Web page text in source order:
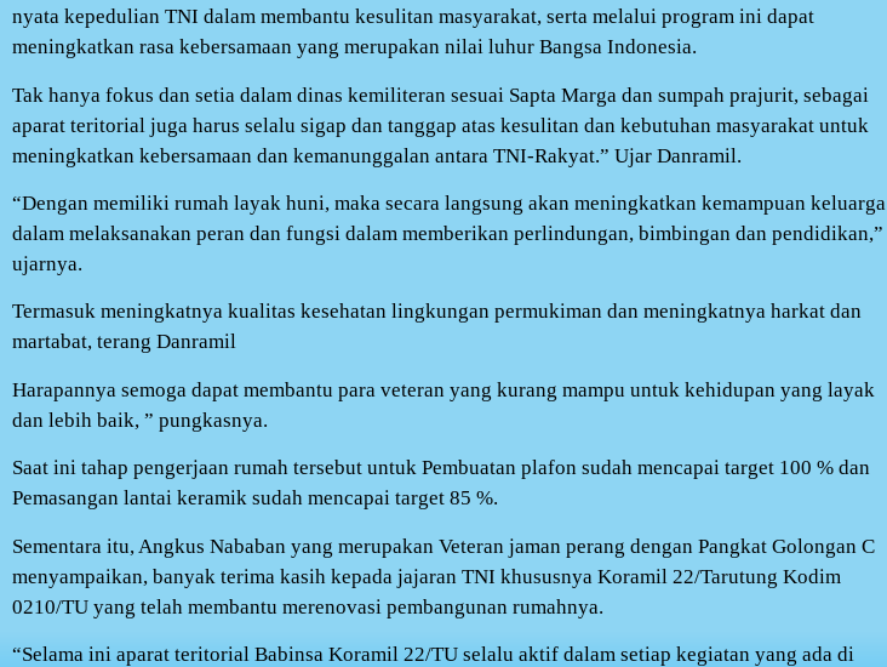
nyata kepedulian TNI dalam membantu kesulitan masyarakat, serta melalui program ini dapat
meningkatkan rasa kebersamaan yang merupakan nilai luhur Bangsa Indonesia.
Tak hanya fokus dan setia dalam dinas kemiliteran sesuai Sapta Marga dan sumpah prajurit, sebagai
aparat teritorial juga harus selalu sigap dan tanggap atas kesulitan dan kebutuhan masyarakat untuk
meningkatkan kebersamaan dan kemanunggalan antara TNI-Rakyat.” Ujar Danramil.
“Dengan memiliki rumah layak huni, maka secara langsung akan meningkatkan kemampuan keluarga
dalam melaksanakan peran dan fungsi dalam memberikan perlindungan, bimbingan dan pendidikan,”
ujarnya.
Termasuk meningkatnya kualitas kesehatan lingkungan permukiman dan meningkatnya harkat dan
martabat, terang Danramil
Harapannya semoga dapat membantu para veteran yang kurang mampu untuk kehidupan yang layak
dan lebih baik, ” pungkasnya.
Saat ini tahap pengerjaan rumah tersebut untuk Pembuatan plafon sudah mencapai target 100 % dan
Pemasangan lantai keramik sudah mencapai target 85 %.
Sementara itu, Angkus Nababan yang merupakan Veteran jaman perang dengan Pangkat Golongan C
menyampaikan, banyak terima kasih kepada jajaran TNI khususnya Koramil 22/Tarutung Kodim
0210/TU yang telah membantu merenovasi pembangunan rumahnya.
“Selama ini aparat teritorial Babinsa Koramil 22/TU selalu aktif dalam setiap kegiatan yang ada di